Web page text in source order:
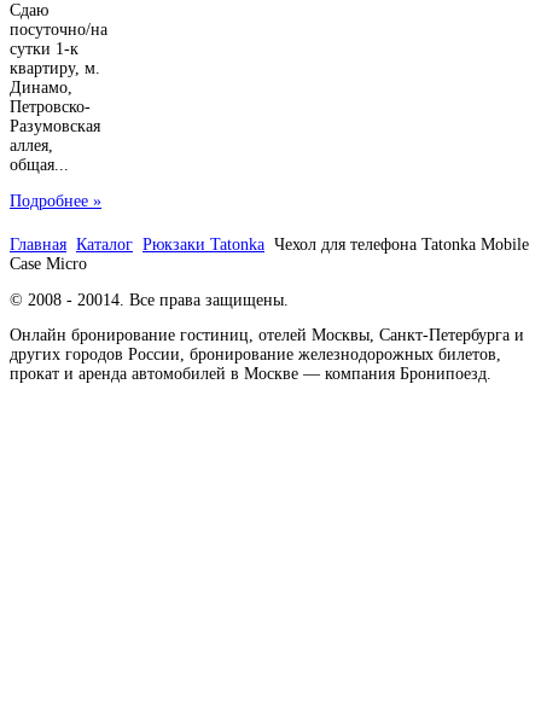
Сдаю
посуточно/на
сутки 1-к
квартиру, м.
Динамо,
Петровско-
Разумовская
аллея,
общая...
Подробнее »
Главная Каталог Рюкзаки Tatonka Чехол для телефона Tatonka Mobile
Case Micro
© 2008 - 20014. Все права защищены.
Онлайн бронирование гостиниц, отелей Москвы, Санкт-Петербурга и
других городов России, бронирование железнодорожных билетов,
прокат и аренда автомобилей в Москве — компания Бронипоезд.